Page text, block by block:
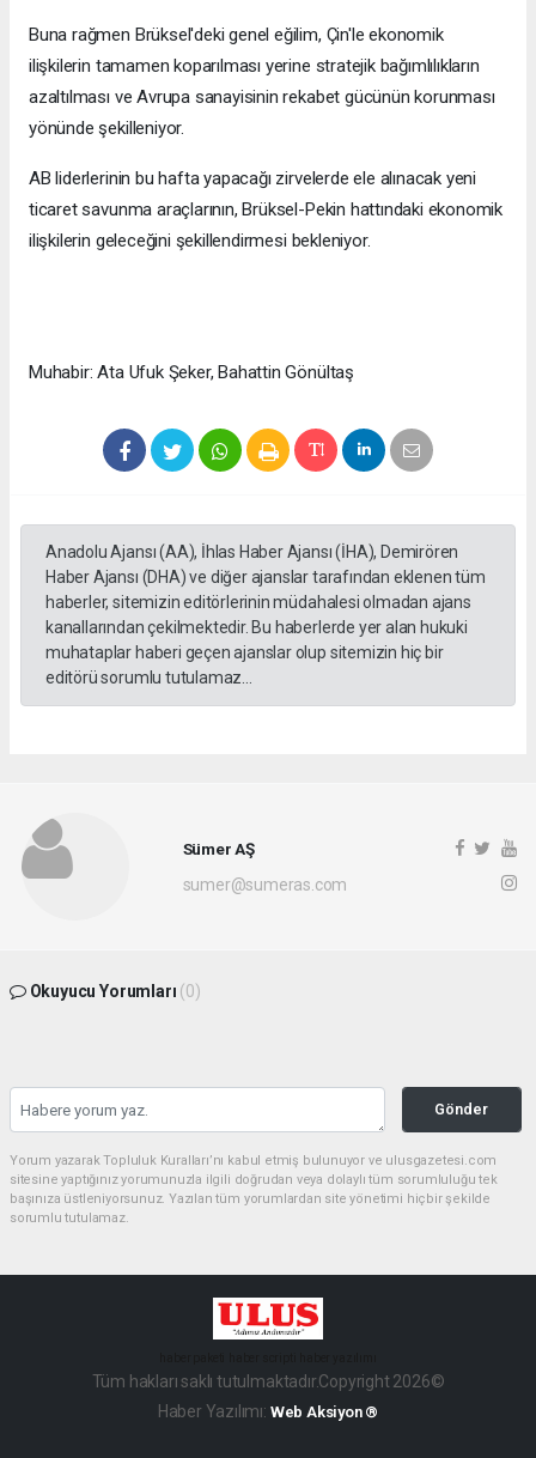
Buna rağmen Brüksel'deki genel eğilim, Çin'le ekonomik
ilişkilerin tamamen koparılması yerine stratejik bağımlılıkların
azaltılması ve Avrupa sanayisinin rekabet gücünün korunması
yönünde şekilleniyor.
AB liderlerinin bu hafta yapacağı zirvelerde ele alınacak yeni
ticaret savunma araçlarının, Brüksel-Pekin hattındaki ekonomik
ilişkilerin geleceğini şekillendirmesi bekleniyor.
Muhabir: Ata Ufuk Şeker, Bahattin Gönültaş
Anadolu Ajansı (AA), İhlas Haber Ajansı (İHA), Demirören
Haber Ajansı (DHA) ve diğer ajanslar tarafından eklenen tüm
haberler, sitemizin editörlerinin müdahalesi olmadan ajans
kanallarından çekilmektedir. Bu haberlerde yer alan hukuki
muhataplar haberi geçen ajanslar olup sitemizin hiç bir
editörü sorumlu tutulamaz...
Sümer AŞ
sumer@sumeras.com
Okuyucu Yorumları (0)
Gönder
Yorum yazarak Topluluk Kuralları’nı kabul etmiş bulunuyor ve ulusgazetesi.com
sitesine yaptığınız yorumunuzla ilgili doğrudan veya dolaylı tüm sorumluluğu tek
başınıza üstleniyorsunuz. Yazılan tüm yorumlardan site yönetimi hiçbir şekilde
sorumlu tutulamaz.
Tüm hakları saklı tutulmaktadır.Copyright 2026©
Haber Yazılımı: Web Aksiyon ®